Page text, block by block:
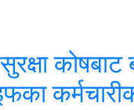
कोषबाट